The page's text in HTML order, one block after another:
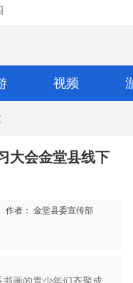
视频
大会金堂县线下
作者： 金堂县委宣传部